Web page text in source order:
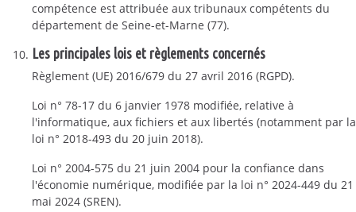
compétence est attribuée aux tribunaux compétents du
département de Seine-et-Marne (77).
Les principales lois et règlements concernés
Règlement (UE) 2016/679 du 27 avril 2016 (RGPD).
Loi n° 78-17 du 6 janvier 1978 modifiée, relative à
l'informatique, aux fichiers et aux libertés (notamment par la
loi n° 2018-493 du 20 juin 2018).
Loi n° 2004-575 du 21 juin 2004 pour la confiance dans
l'économie numérique, modifiée par la loi n° 2024-449 du 21
mai 2024 (SREN).